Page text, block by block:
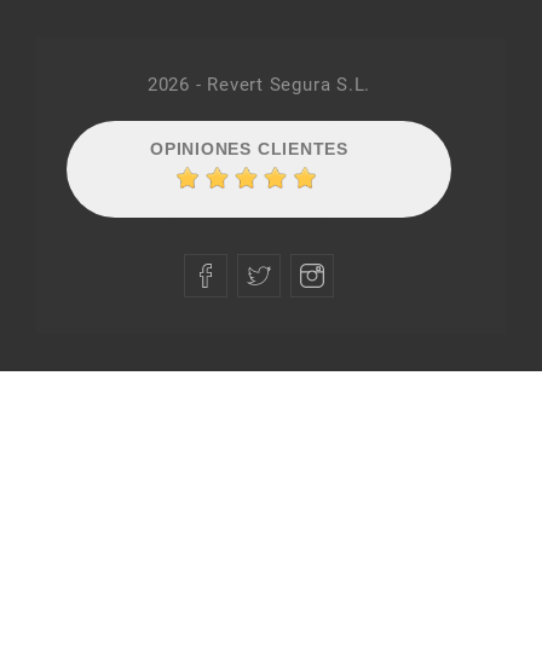
2026 - Revert Segura S.L.
OPINIONES CLIENTES